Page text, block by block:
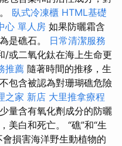
臥式冷凍櫃 HTML基礎
心 單人房 如果防曬霜含
是礁石。 日常清潔服務
/或二氧化鈦在海上生命更
推薦 隨著時間的推移，生
包含被認為對珊瑚礁危險
之家 新店 大里推拿療程
量含有氧化劑成分的防曬
美白和死亡。 “礁”和“生
損害海洋野生動植物的